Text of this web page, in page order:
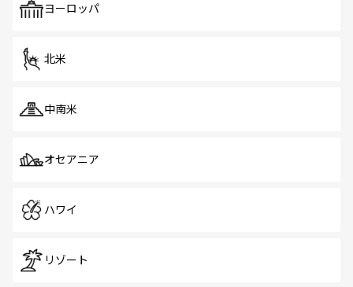
で、ホーカーズは地元の風情を楽しめる外せないスポット
ヨーロッパ
北米
中南米
オセアニア
ハワイ
リゾート